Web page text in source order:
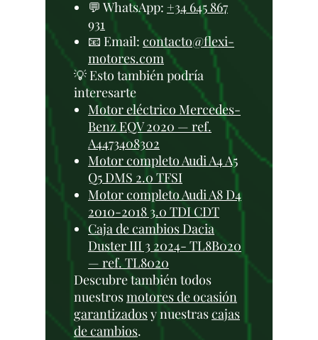
💬 WhatsApp: +34 645 867
931
📧 Email: contacto@flexi-
motores.com
💡 Esto también podría
interesarte
Motor eléctrico Mercedes-
Benz EQV 2020 — ref.
A4473408302
Motor completo Audi A4 A5
Q5 DMS 2.0 TFSI
Motor completo Audi A8 D4
2010-2018 3.0 TDI CDT
Caja de cambios Dacia
Duster III 3 2024- TL8B020
— ref. TL8020
Descubre también todos
nuestrosmotores de ocasión
garantizadosy nuestrascajas
de cambios.